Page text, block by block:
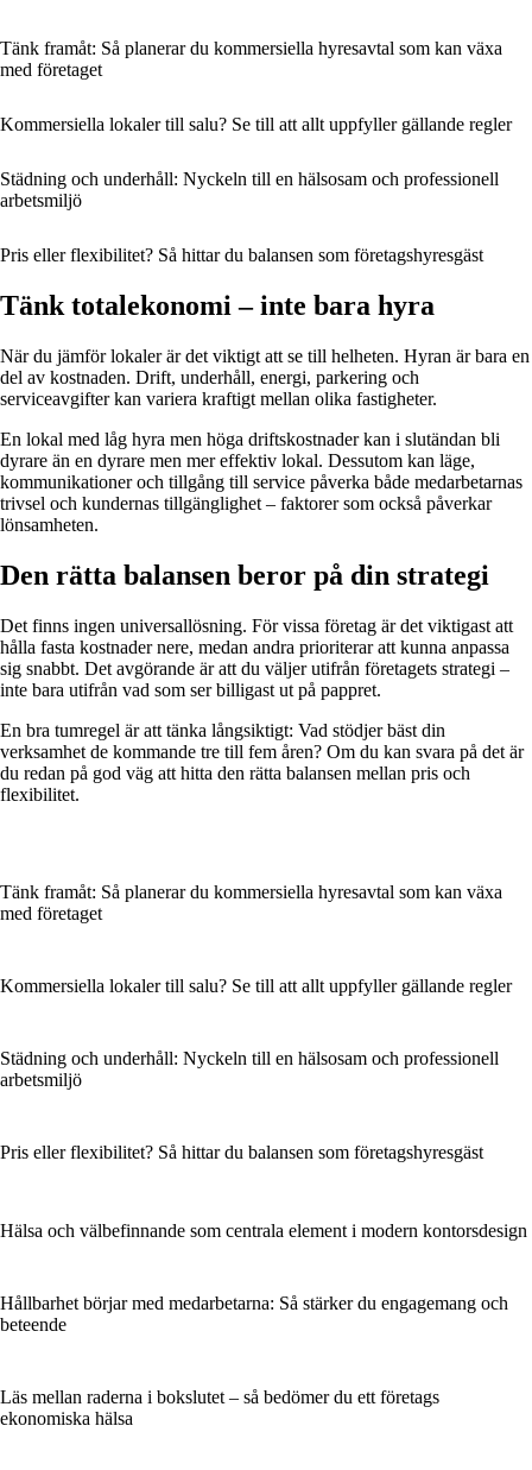
Tänk framåt: Så planerar du kommersiella hyresavtal som kan växa
med företaget
Kommersiella lokaler till salu? Se till att allt uppfyller gällande regler
Städning och underhåll: Nyckeln till en hälsosam och professionell
arbetsmiljö
Pris eller flexibilitet? Så hittar du balansen som företags­hyresgäst
Tänk totalekonomi – inte bara hyra
När du jämför lokaler är det viktigt att se till helheten. Hyran är bara en
del av kostnaden. Drift, underhåll, energi, parkering och
serviceavgifter kan variera kraftigt mellan olika fastigheter.
En lokal med låg hyra men höga driftskostnader kan i slutändan bli
dyrare än en dyrare men mer effektiv lokal. Dessutom kan läge,
kommunikationer och tillgång till service påverka både medarbetarnas
trivsel och kundernas tillgänglighet – faktorer som också påverkar
lönsamheten.
Den rätta balansen beror på din strategi
Det finns ingen universallösning. För vissa företag är det viktigast att
hålla fasta kostnader nere, medan andra prioriterar att kunna anpassa
sig snabbt. Det avgörande är att du väljer utifrån företagets strategi –
inte bara utifrån vad som ser billigast ut på pappret.
En bra tumregel är att tänka långsiktigt: Vad stödjer bäst din
verksamhet de kommande tre till fem åren? Om du kan svara på det är
du redan på god väg att hitta den rätta balansen mellan pris och
flexibilitet.
Tänk framåt: Så planerar du kommersiella hyresavtal som kan växa
med företaget
Kommersiella lokaler till salu? Se till att allt uppfyller gällande regler
Städning och underhåll: Nyckeln till en hälsosam och professionell
arbetsmiljö
Pris eller flexibilitet? Så hittar du balansen som företags­hyresgäst
Hälsa och välbefinnande som centrala element i modern kontorsdesign
Hållbarhet börjar med medarbetarna: Så stärker du engagemang och
beteende
Läs mellan raderna i bokslutet – så bedömer du ett företags
ekonomiska hälsa